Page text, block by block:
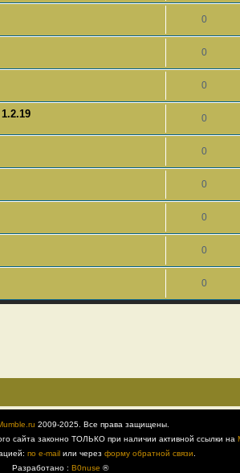
0
0
0
0
0
0
0
0
0
2009-2025. Все права защищены.
сайта законно ТОЛЬКО при наличии активной ссылки на
по e-mail или через форму обратной связи
Разработано : B0nuse ®